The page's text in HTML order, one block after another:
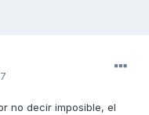
no decir imposible, el